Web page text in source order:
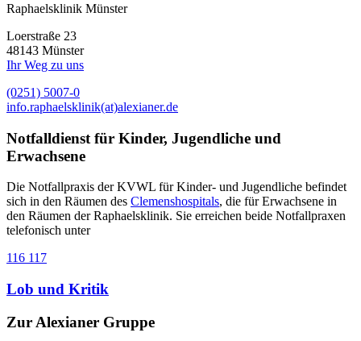
Raphaelsklinik Münster
Loerstraße 23
48143 Münster
Ihr Weg zu uns
(0251) 5007-0
info.raphaelsklinik(at)alexianer.de
Notfalldienst für Kinder, Jugendliche und
Erwachsene
Die Notfallpraxis der KVWL für Kinder- und Jugendliche befindet
sich in den Räumen des Clemenshospitals, die für Erwachsene in
den Räumen der Raphaelsklinik. Sie erreichen beide Notfallpraxen
telefonisch unter
116 117
Lob und Kritik
Zur Alexianer Gruppe